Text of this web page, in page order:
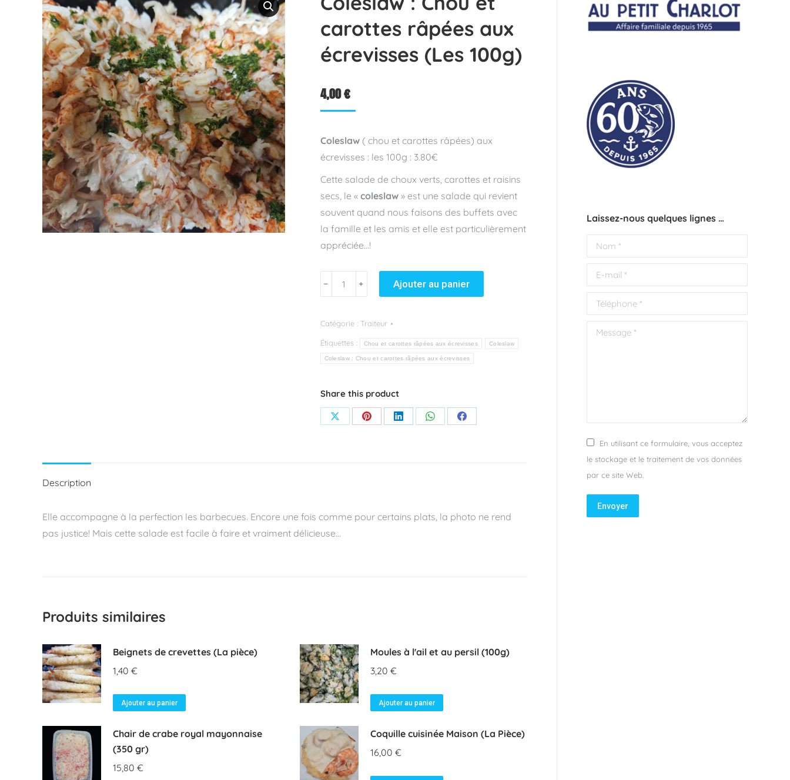
carottes râpées aux
écrevisses (Les 100g)
4,00€
Coleslaw( chou et carottes râpées) aux
écrevisses : les 100g : 3.80€
Cette salade de choux verts, carottes et raisins
secs, le « coleslaw» est une salade qui revient
souvent quand nous faisons des buffets avec
la famille et les amis et elle est particulièrement
appréciée…!
quantité
de
:
Chou
et
râpées
aux
écrevisses
﹣ ﹢ Ajouter au panier
Catégorie : Traiteur
Étiquettes : Chou et carottes râpées aux écrevisses Coleslaw
Coleslaw : Chou et carottes râpées aux écrevisses
Share this product
PartagerPartagerPartagerPartagerPartager
Description
Elle accompagne à la perfection les barbecues. Encore une fois comme pour certains plats, la photo ne rend
pas justice! Mais cette salade est facile à faire et vraiment délicieuse…
Produits similaires
Beignets de crevettes (La pièce)
1,40 €
Ajouter au panier
Moules à l'ail et au persil (100g)
3,20 €
Ajouter au panier
Chair de crabe royal mayonnaise
(350 gr)
15,80 €
Coquille cuisinée Maison (La Pièce)
16,00 €
Laissez-nous quelques lignes …
Nom *
E-mail *
Téléphone *
Message *
En utilisant ce formulaire, vous acceptez
le stockage et le traitement de vos données
par ce site Web.
Envoyer